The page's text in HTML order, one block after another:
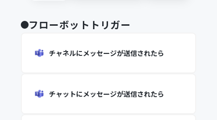
フローボットトリガー
チャネルにメッセージが送信されたら
チャットにメッセージが送信されたら